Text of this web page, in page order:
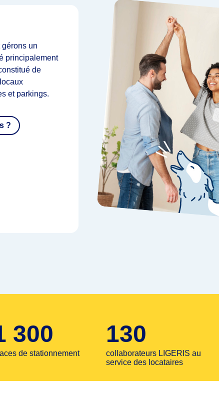
un
principalement
de
et parkings.
?
300
de stationnement
130
collaborateurs LIGERIS au
service des locataires